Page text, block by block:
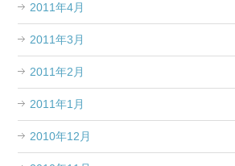
2011年4月
2011年3月
2011年2月
2011年1月
2010年12月